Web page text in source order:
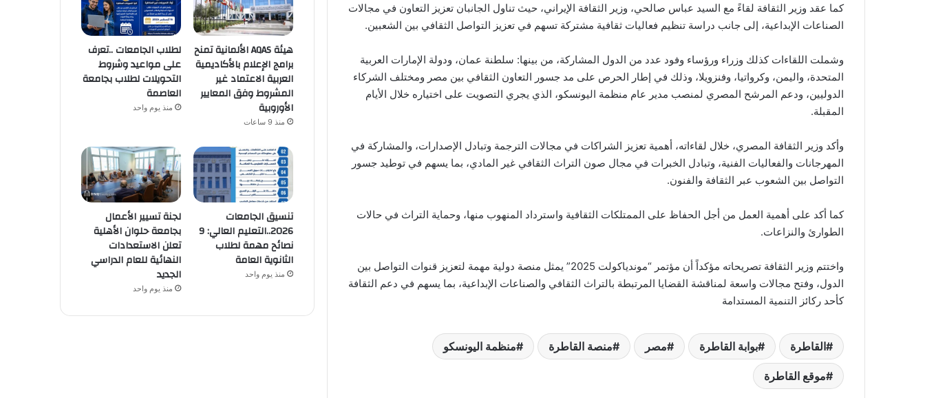
كما عقد وزير الثقافة لقاءً مع السيد عباس صالحي، وزير الثقافة الإيراني، حيث تناول الجانبان تعزيز التعاون في مجالات
الصناعات الإبداعية، إلى جانب دراسة تنظيم فعاليات ثقافية مشتركة تسهم في تعزيز التواصل الثقافي بين الشعبين.
وشملت اللقاءات كذلك وزراء ورؤساء وفود عدد من الدول المشاركة، من بينها: سلطنة عمان، ودولة الإمارات العربية
المتحدة، واليمن، وكرواتيا، وفنزويلا، وذلك في إطار الحرص على مد جسور التعاون الثقافي بين مصر ومختلف الشركاء
الدوليين، ودعم المرشح المصري لمنصب مدير عام منظمة اليونسكو، الذي يجري التصويت على اختياره خلال الأيام
المقبلة.
وأكد وزير الثقافة المصري، خلال لقاءاته، أهمية تعزيز الشراكات في مجالات الترجمة وتبادل الإصدارات، والمشاركة في
المهرجانات والفعاليات الفنية، وتبادل الخبرات في مجال صون التراث الثقافي غير المادي، بما يسهم في توطيد جسور
التواصل بين الشعوب عبر الثقافة والفنون.
كما أكد على أهمية العمل من أجل الحفاظ على الممتلكات الثقافية واسترداد المنهوب منها، وحماية التراث في حالات
الطوارئ والنزاعات.
واختتم وزير الثقافة تصريحاته مؤكداً أن مؤتمر “موندياكولت 2025” يمثل منصة دولية مهمة لتعزيز قنوات التواصل بين
الدول، وفتح مجالات واسعة لمناقشة القضايا المرتبطة بالتراث الثقافي والصناعات الإبداعية، بما يسهم في دعم الثقافة
كأحد ركائز التنمية المستدامة
القاطرة بوابة القاطرة مصر منصة القاطرة منظمة اليونسكو
موقع القاطرة
هيئة AQAS الألمانية تمنح
برامج الإعلام بالأكاديمية
العربية الاعتماد غير
المشروط وفق المعايير
الأوروبية
منذ 9 ساعات
لطلاب الجامعات ..تعرف
على مواعيد وشروط
التحويلات لطلاب بجامعة
العاصمة
منذ يوم واحد
تنسيق الجامعات
2026..التعليم العالي: 9
نصائح مهمة لطلاب
الثانوية العامة
منذ يوم واحد
لجنة تسيير الأعمال
بجامعة حلوان الأهلية
تعلن الاستعدادات
النهائية للعام الدراسي
الجديد
منذ يوم واحد